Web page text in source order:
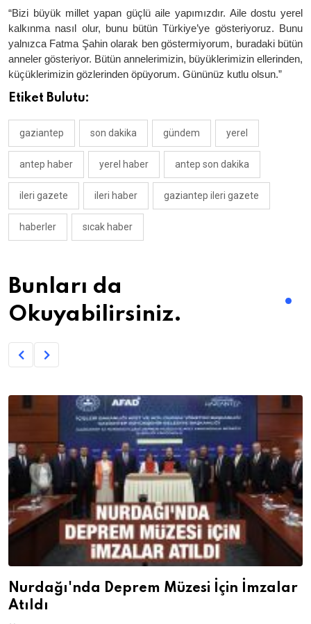
“Bizi büyük millet yapan güçlü aile yapımızdır. Aile dostu yerel
kalkınma nasıl olur, bunu bütün Türkiye’ye gösteriyoruz. Bunu
yalnızca Fatma Şahin olarak ben göstermiyorum, buradaki bütün
anneler gösteriyor. Bütün annelerimizin, büyüklerimizin ellerinden,
küçüklerimizin gözlerinden öpüyorum. Gününüz kutlu olsun.”
Etiket Bulutu:
gaziantep son dakika gündem yerel
antep haber yerel haber antep son dakika
ileri gazete ileri haber gaziantep ileri gazete
haberler sıcak haber
Bunları da
Okuyabilirsiniz.
Nurdağı'nda Deprem Müzesi İçin İmzalar
Atıldı